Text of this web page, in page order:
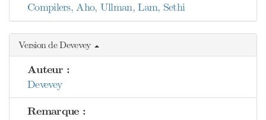
Compilers, Aho, Ullman, Lam, Sethi
Version de Devevey
Auteur :
Devevey
Remarque :